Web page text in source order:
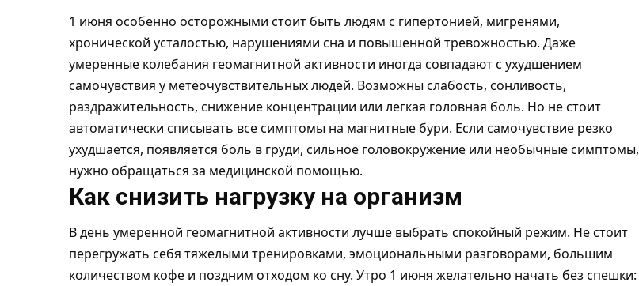
1 июня особенно осторожными стоит быть людям с гипертонией, мигренями,
хронической усталостью, нарушениями сна и повышенной тревожностью. Даже
умеренные колебания геомагнитной активности иногда совпадают с ухудшением
самочувствия у метеочувствительных людей. Возможны слабость, сонливость,
раздражительность, снижение концентрации или легкая головная боль. Но не стоит
автоматически списывать все симптомы на магнитные бури. Если самочувствие резко
ухудшается, появляется боль в груди, сильное головокружение или необычные симптомы,
нужно обращаться за медицинской помощью.
Как снизить нагрузку на организм
В день умеренной геомагнитной активности лучше выбрать спокойный режим. Не стоит
перегружать себя тяжелыми тренировками, эмоциональными разговорами, большим
количеством кофе и поздним отходом ко сну. Утро 1 июня желательно начать без спешки: